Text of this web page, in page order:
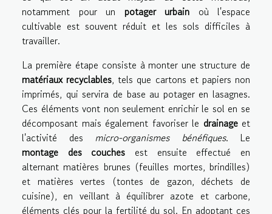
notamment pour un potager urbain où l'espace
cultivable est souvent réduit et les sols difficiles à
travailler.
La première étape consiste à monter une structure de
matériaux recyclables, tels que cartons et papiers non
imprimés, qui servira de base au potager en lasagnes.
Ces éléments vont non seulement enrichir le sol en se
décomposant mais également favoriser le drainageet
l'activité des micro-organismes bénéfiques. Le
montage des couches est ensuite effectué en
alternant matières brunes (feuilles mortes, brindilles)
et matières vertes (tontes de gazon, déchets de
cuisine), en veillant à équilibrer azote et carbone,
éléments clés pour la fertilité du sol. En adoptant ces